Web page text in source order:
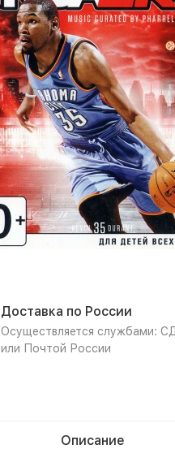
Доставка по России
Осуществляется службами:
или Почтой России
Описание